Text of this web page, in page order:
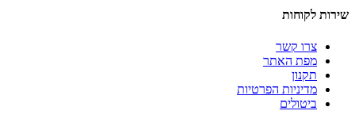
שירות לקוחות
צרו קשר
מפת האתר
תקנון
מדיניות הפרטיות
ביטולים